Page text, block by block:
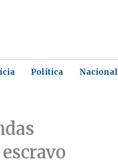
Política Nacional